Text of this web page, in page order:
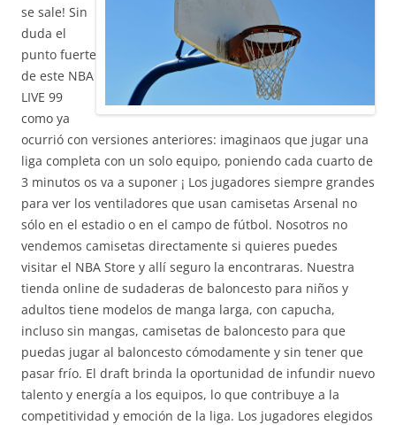
se sale! Sin
duda el
punto fuerte
de este NBA
LIVE 99
como ya
ocurrió con versiones anteriores: imaginaos que jugar una
liga completa con un solo equipo, poniendo cada cuarto de
3 minutos os va a suponer ¡ Los jugadores siempre grandes
para ver los ventiladores que usan camisetas Arsenal no
sólo en el estadio o en el campo de fútbol. Nosotros no
vendemos camisetas directamente si quieres puedes
visitar el NBA Store y allí seguro la encontraras. Nuestra
tienda online de sudaderas de baloncesto para niños y
adultos tiene modelos de manga larga, con capucha,
incluso sin mangas, camisetas de baloncesto para que
puedas jugar al baloncesto cómodamente y sin tener que
pasar frío. El draft brinda la oportunidad de infundir nuevo
talento y energía a los equipos, lo que contribuye a la
competitividad y emoción de la liga. Los jugadores elegidos